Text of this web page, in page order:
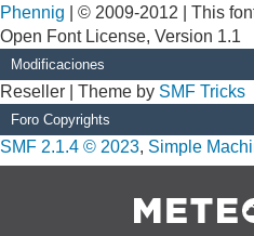
Phennig | © 2009-2012 | This
Open Font License, Version 1.1
Modificaciones
Reseller | Theme by SMF Tricks
Foro Copyrights
SMF 2.1.4 © 2023, Simple